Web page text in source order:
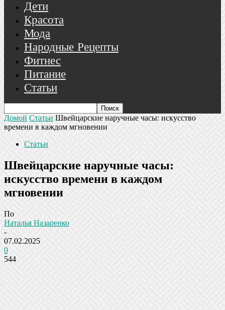
Дети
Красота
Мода
Народные Рецепты
Фитнес
Питание
Статьи
Домой Статьи Швейцарские наручные часы: искусство
времени в каждом мгновении
Статьи
Швейцарские наручные часы:
искусство времени в каждом
мгновении
По
Наталья Назаренко
-
07.02.2025
0
544